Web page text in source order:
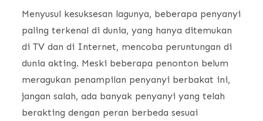
Menyusul kesuksesan lagunya, beberapa penyanyi
paling terkenal di dunia, yang hanya ditemukan
di TV dan di Internet, mencoba peruntungan di
dunia akting. Meski beberapa penonton belum
meragukan penampilan penyanyi berbakat ini,
jangan salah, ada banyak penyanyi yang telah
berakting dengan peran berbeda sesuai